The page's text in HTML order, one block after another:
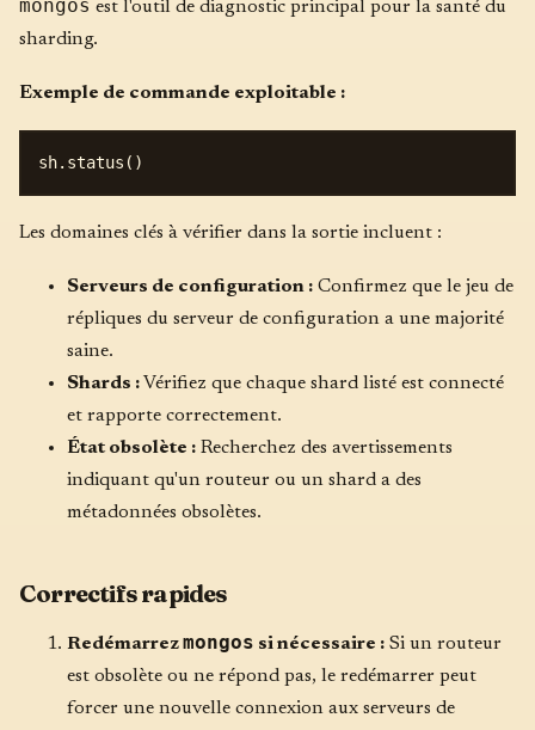
mongos est l'outil de diagnostic principal pour la santé du
sharding.
Exemple de commande exploitable :
Les domaines clés à vérifier dans la sortie incluent :
Serveurs de configuration : Confirmez que le jeu de
répliques du serveur de configuration a une majorité
saine.
Shards :Vérifiez que chaque shard listé est connecté
et rapporte correctement.
État obsolète : Recherchez des avertissements
indiquant qu'un routeur ou un shard a des
métadonnées obsolètes.
Correctifs rapides
Redémarrezmongos si nécessaire : Si un routeur
est obsolète ou ne répond pas, le redémarrer peut
forcer une nouvelle connexion aux serveurs de